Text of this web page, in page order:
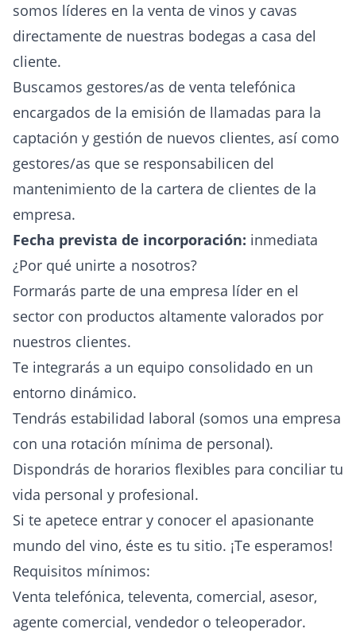
somos líderes en la venta de vinos y cavas
directamente de nuestras bodegas a casa del
cliente.
Buscamos gestores/as de venta telefónica
encargados de la emisión de llamadas para la
captación y gestión de nuevos clientes, así como
gestores/as que se responsabilicen del
mantenimiento de la cartera de clientes de la
empresa.
Fecha prevista de incorporación: inmediata
¿Por qué unirte a nosotros?
Formarás parte de una empresa líder en el
sector con productos altamente valorados por
nuestros clientes.
Te integrarás a un equipo consolidado en un
entorno dinámico.
Tendrás estabilidad laboral (somos una empresa
con una rotación mínima de personal).
Dispondrás de horarios flexibles para conciliar tu
vida personal y profesional.
Si te apetece entrar y conocer el apasionante
mundo del vino, éste es tu sitio. ¡Te esperamos!
Requisitos mínimos:
Venta telefónica, televenta, comercial, asesor,
agente comercial, vendedor o teleoperador.